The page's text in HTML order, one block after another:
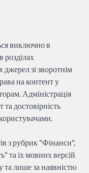
виключно в
розділах
зі зворотнім
на контент у
Адміністрація
та достовірність
з рубрик "Фінанси",
та іх мовних версій
та лише за наявністю